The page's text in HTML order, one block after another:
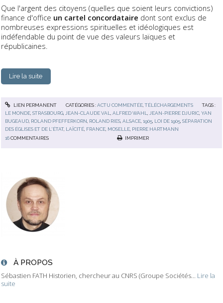
À PROPOS
Sébastien FATH Historien, chercheur au CNRS (Groupe Sociétés... Lire la
suite
Que l'argent des citoyens (quelles que soient leurs convictions)
finance d'office un cartel concordataire dont sont exclus de
nombreuses expressions spirituelles et idéologiques est
indéfendable du point de vue des valeurs laïques et
républicaines.
Lire la suite
LIEN PERMANENT CATÉGORIES :ACTU COMMENTÉE,TÉLÉCHARGEMENTS
TAGS :
LE MONDE ,STRASBOURG JEAN-CLAUDE VAL ,ALFRED WAHL JEAN-PIERRE DJURIC ,YAN
BUGEAUD ROLAND PFEFFERKORN ROLAND RIES ,ALSACE ,1905 LOI DE 1905 ,SÉPARATION
DES ÉGLISES ET DE L'ÉTAT, LAÏCITÉ FRANCE MOSELLE PIERRE HARTMANN
16COMMENTAIRES IMPRIMER